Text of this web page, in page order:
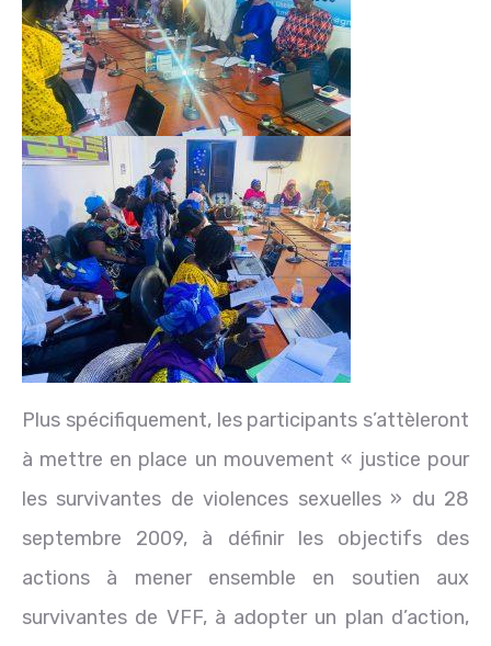
Plus spécifiquement, les participants s’attèleront
à mettre en place un mouvement « justice pour
les survivantes de violences sexuelles » du 28
septembre 2009, à définir les objectifs des
actions à mener ensemble en soutien aux
survivantes de VFF, à adopter un plan d’action,